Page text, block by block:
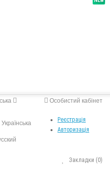
Особистий кабінет
Реєстрація
Авторизація
Українська
Закладки (0)